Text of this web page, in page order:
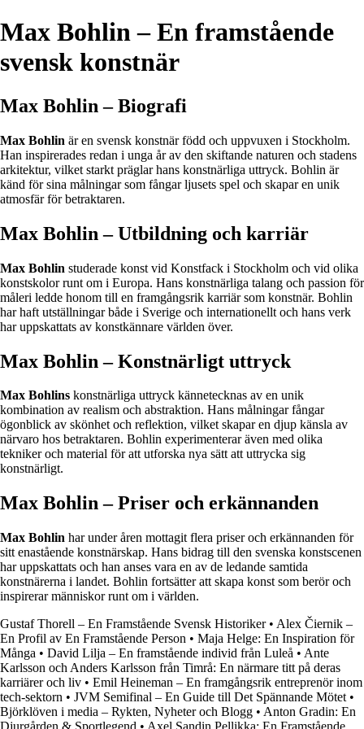
Max Bohlin – En framstående
svensk konstnär
Max Bohlin – Biografi
Max Bohlin är en svensk konstnär född och uppvuxen i Stockholm.
Han inspirerades redan i unga år av den skiftande naturen och stadens
arkitektur, vilket starkt präglar hans konstnärliga uttryck. Bohlin är
känd för sina målningar som fångar ljusets spel och skapar en unik
atmosfär för betraktaren.
Max Bohlin – Utbildning och karriär
Max Bohlin studerade konst vid Konstfack i Stockholm och vid olika
konstskolor runt om i Europa. Hans konstnärliga talang och passion för
måleri ledde honom till en framgångsrik karriär som konstnär. Bohlin
har haft utställningar både i Sverige och internationellt och hans verk
har uppskattats av konstkännare världen över.
Max Bohlin – Konstnärligt uttryck
Max Bohlins konstnärliga uttryck kännetecknas av en unik
kombination av realism och abstraktion. Hans målningar fångar
ögonblick av skönhet och reflektion, vilket skapar en djup känsla av
närvaro hos betraktaren. Bohlin experimenterar även med olika
tekniker och material för att utforska nya sätt att uttrycka sig
konstnärligt.
Max Bohlin – Priser och erkännanden
Max Bohlin har under åren mottagit flera priser och erkännanden för
sitt enastående konstnärskap. Hans bidrag till den svenska konstscenen
har uppskattats och han anses vara en av de ledande samtida
konstnärerna i landet. Bohlin fortsätter att skapa konst som berör och
inspirerar människor runt om i världen.
Gustaf Thorell – En Framstående Svensk Historiker• Alex Čiernik –
En Profil av En Framstående Person • Maja Helge: En Inspiration för
Många • David Lilja – En framstående individ från Luleå • Ante
Karlsson och Anders Karlsson från Timrå: En närmare titt på deras
karriärer och liv • Emil Heineman – En framgångsrik entreprenör inom
tech-sektorn • JVM Semifinal – En Guide till Det Spännande Mötet •
Björklöven i media – Rykten, Nyheter och Blogg • Anton Gradin: En